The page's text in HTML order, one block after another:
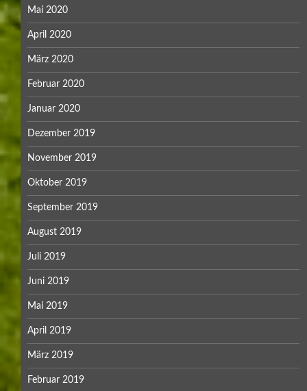
Mai 2020
April 2020
März 2020
Februar 2020
Januar 2020
Dezember 2019
November 2019
Oktober 2019
September 2019
August 2019
Juli 2019
Juni 2019
Mai 2019
April 2019
März 2019
Februar 2019